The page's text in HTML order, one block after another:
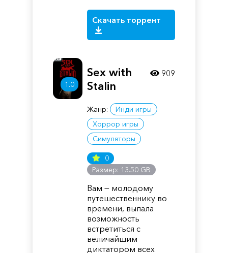
Скачать торрент
1.0
Sex with
Stalin
Жанр:
Инди игры
Хоррор игры
Симуляторы
0
Размер: 13.50 GB
Вам — молодому
путешественнику во
времени, выпала
возможность
встретиться с
величайшим
диктатором всех
909